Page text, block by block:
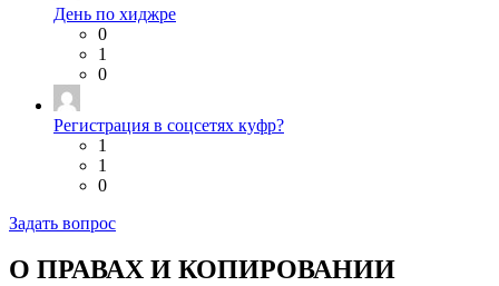
День по хиджре
0
1
0
Регистрация в соцсетях куфр?
1
1
0
Задать вопрос
О ПРАВАХ И КОПИРОВАНИИ